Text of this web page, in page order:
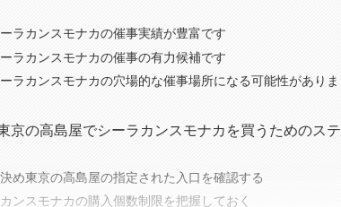
ラカンスモナカの催事実績が豊富です
ラカンスモナカの催事の有力候補です
ラカンスモナカの穴場的な催事場所になる可能性がありま
京の高島屋でシーラカンスモナカを買うためのステ
め東京の高島屋の指定された入口を確認する
ンスモナカの購入個数制限を把握しておく